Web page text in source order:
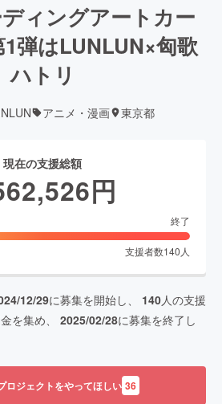
ィングアートカー
1弾はLUNLUN×匈歌
ハトリ
アニメ・漫画 東京都
現在の支援総額
円
終了
支援者数140 人
12/29に募集を開始し、 140人の支援
を集め、 2025/02/28に募集を終了し
ロジェクトをやってほしい 36